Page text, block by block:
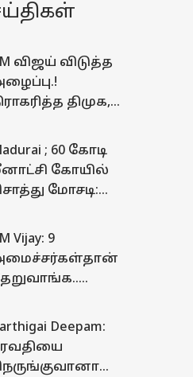
விஜய் விடுத்த
திமுக,
யார் தான்
; 60 கோடி
கோயில்
மோசடி:
வலையில்
ஒருவர்!
Vijay: 9
Deepam: